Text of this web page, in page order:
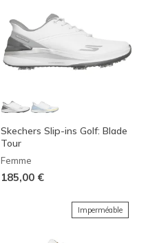
Skechers Slip-ins Golf: Blade
Tour
Femme
185,00 €
Imperméable